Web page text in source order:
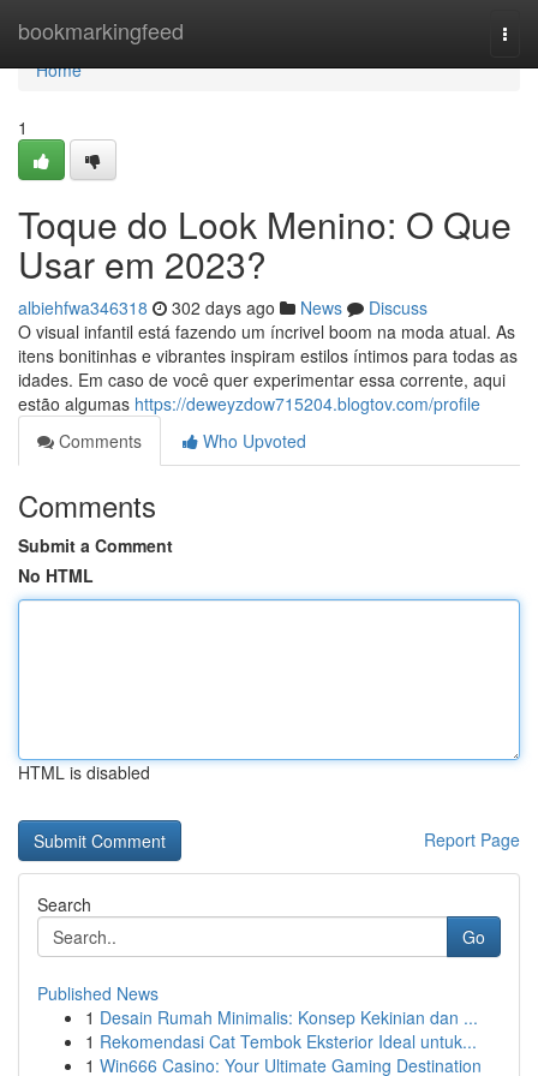
bookmarkingfeed
Home
Home
1
Toque do Look Menino: O Que
Usar em 2023?
albiehfwa346318 302 days ago News
Discuss
O visual infantil está fazendo um íncrivel boom na moda atual. As
itens bonitinhas e vibrantes inspiram estilos íntimos para todas as
idades. Em caso de você quer experimentar essa corrente, aqui
estão algumas https://deweyzdow715204.blogtov.com/profile
Comments
Who Upvoted
Comments
Submit a Comment
No HTML
HTML is disabled
Report Page
Search
Go
Published News
1 Desain Rumah Minimalis: Konsep Kekinian dan ...
1 Rekomendasi Cat Tembok Eksterior Ideal untuk...
1 Win666 Casino: Your Ultimate Gaming Destination